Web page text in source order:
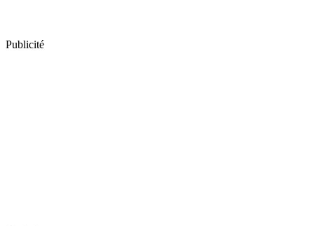
Publicité